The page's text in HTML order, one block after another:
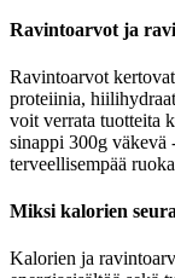
Ravintoarvot ja
Ravintoarvot
proteiinia,
voit verrata tuotteita
sinappi 300g väkevä
terveellisempää
Miksi kalorien
Kalorien ja